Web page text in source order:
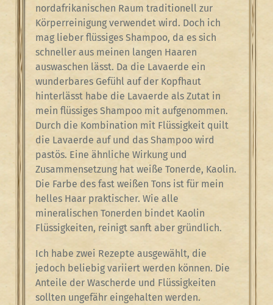
nordafrikanischen Raum traditionell zur
Körperreinigung verwendet wird. Doch ich
mag lieber flüssiges Shampoo, da es sich
schneller aus meinen langen Haaren
auswaschen lässt. Da die Lavaerde ein
wunderbares Gefühl auf der Kopfhaut
hinterlässt habe die Lavaerde als Zutat in
mein flüssiges Shampoo mit aufgenommen.
Durch die Kombination mit Flüssigkeit quilt
die Lavaerde auf und das Shampoo wird
pastös. Eine ähnliche Wirkung und
Zusammensetzung hat weiße Tonerde, Kaolin.
Die Farbe des fast weißen Tons ist für mein
helles Haar praktischer. Wie alle
mineralischen Tonerden bindet Kaolin
Flüssigkeiten, reinigt sanft aber gründlich.
Ich habe zwei Rezepte ausgewählt, die
jedoch beliebig variiert werden können. Die
Anteile der Wascherde und Flüssigkeiten
sollten ungefähr eingehalten werden.